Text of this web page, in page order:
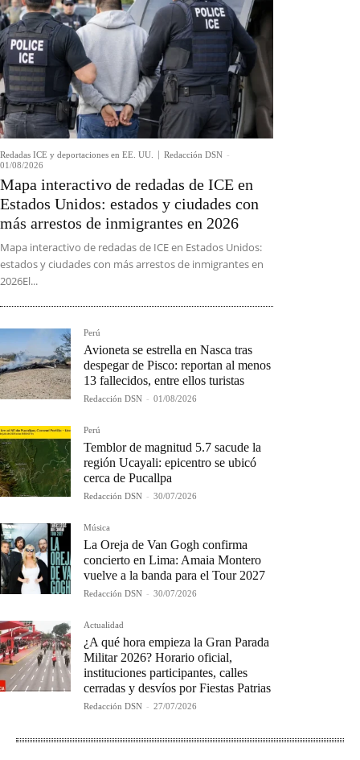
Redadas ICE y deportaciones en EE. UU. Redacción DSN -
01/08/2026
Mapa interactivo de redadas de ICE en
Estados Unidos: estados y ciudades con
más arrestos de inmigrantes en 2026
Mapa interactivo de redadas de ICE en Estados Unidos:
estados y ciudades con más arrestos de inmigrantes en
2026El...
Perú
Avioneta se estrella en Nasca tras
despegar de Pisco: reportan al menos
13 fallecidos, entre ellos turistas
Redacción DSN - 01/08/2026
Perú
Temblor de magnitud 5.7 sacude la
región Ucayali: epicentro se ubicó
cerca de Pucallpa
Redacción DSN - 30/07/2026
Música
La Oreja de Van Gogh confirma
concierto en Lima: Amaia Montero
vuelve a la banda para el Tour 2027
Redacción DSN - 30/07/2026
Actualidad
¿A qué hora empieza la Gran Parada
Militar 2026? Horario oficial,
instituciones participantes, calles
cerradas y desvíos por Fiestas Patrias
Redacción DSN - 27/07/2026